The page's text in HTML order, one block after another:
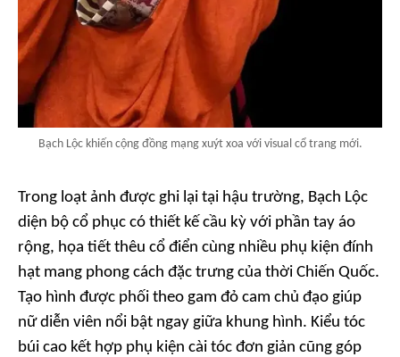
Bạch Lộc khiến cộng đồng mạng xuýt xoa với visual cổ trang mới.
Trong loạt ảnh được ghi lại tại hậu trường, Bạch Lộc
diện bộ cổ phục có thiết kế cầu kỳ với phần tay áo
rộng, họa tiết thêu cổ điển cùng nhiều phụ kiện đính
hạt mang phong cách đặc trưng của thời Chiến Quốc.
Tạo hình được phối theo gam đỏ cam chủ đạo giúp
nữ diễn viên nổi bật ngay giữa khung hình. Kiểu tóc
búi cao kết hợp phụ kiện cài tóc đơn giản cũng góp